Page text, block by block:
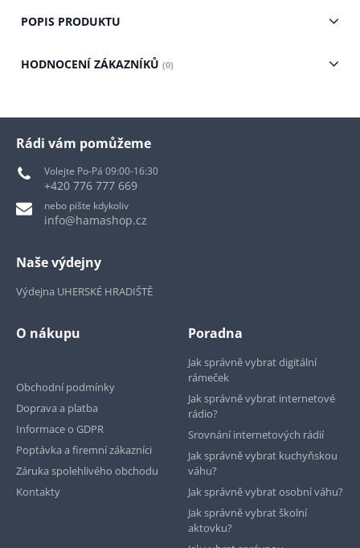
POPIS PRODUKTU
HODNOCENÍ ZÁKAZNÍKŮ (0)
Rádi vám pomůžeme
Volejte Po-Pá 09:00-16:30
+420 776 777 669
nebo pište kdykoliv
info@hamashop.cz
Naše výdejny
Výdejna UHERSKÉ HRADIŠTĚ
O nákupu
Obchodní podmínky
Doprava a platba
Informace o GDPR
Poptávka a firemní zákazníci
Záruka spolehlivého obchodu
Kontakty
Poradna
Jak správně vybrat digitální
rámeček
Jak správně vybrat internetové
rádio?
Srovnání internetových rádií
Jak správně vybrat kuchyňskou
váhu?
Jak správně vybrat osobní váhu?
Jak správně vybrat školní
aktovku?